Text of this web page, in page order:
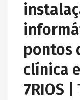
pontos
clínica
7RIOS |